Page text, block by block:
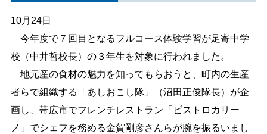
しごと・産業
文字サイズ
標準 拡大
色合い
10月24日
今年度で７回目となるフルコース体験学習が足寄中学
校（中井哲校長）の３年生を対象に行われました。
地元産の食材の魅力を知ってもらおうと、町内の生産
者らで組織する「あしおこし隊」（沼田正俊隊長）が企
画し、帯広市でフレンチレストラン「ビストロカリー
ノ」でシェフを務める金賀剛彦さんらが腕を振るいまし